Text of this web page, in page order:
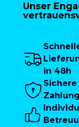
Unser
in 48h
Sichere
Zahlung